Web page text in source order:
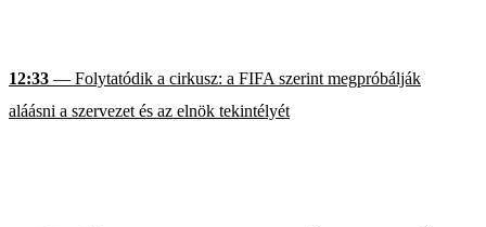
12:33 — Folytatódik a cirkusz: a FIFA szerint megpróbálják
aláásni a szervezet és az elnök tekintélyét